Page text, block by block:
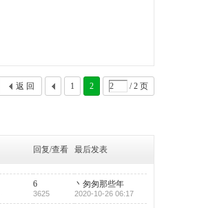
1 2 / 2 页
返 回
回复/查看 最后发表
6
3625
丶匆匆那些年
2020-10-26 06:17